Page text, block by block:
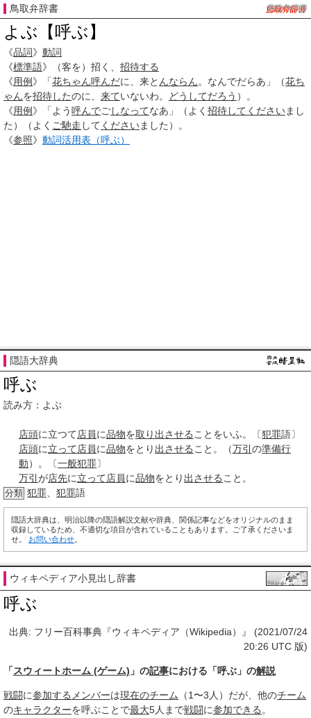
鳥取弁辞書
よぶ【呼ぶ】
《品詞》 動詞
《標準語》（客を）招く、 招待する
《用例 》「花ちゃん呼んだに、来と んならん。なんでだらあ」（花ち
ゃんを招待したのに、 来ていないわ。 どうしてだろう ）。
《用例 》「よう呼んでごしなってなあ」（よく 招待して くださいまし
た）（よく ご馳走 して くださいました）。
《参照》 動詞活用表（呼ぶ）
隠語大辞典
呼ぶ
読み方：よぶ
店頭に立つて店員に品物を取り 出させる ことをいふ。〔犯罪語〕
店頭に立って店員に品物をとり 出させる こと。（万引 の準備行
動）。〔一般犯罪〕
万引 が店先に立って店員に品物をとり 出させる こと。
分類 犯罪 犯罪語
隠語大辞典は、明治以降の隠語解説文献や辞典、関係記事などをオリジナルのまま
収録しているため、不適切な項目が含れていることもあります。ご了承くださいま
せ。 お問い合わせ
ウィキペディア小見出し辞書
呼ぶ
出典: フリー百科事典『ウィキペディア（Wikipedia）』 (2021/07/24
20:26 UTC 版)
「スウィートホーム (ゲーム) 」の記事における「呼ぶ」の解説
戦闘に参加する メンバーは現在のチーム （1〜3人）だが、他のチーム
のキャラクターを呼ぶことで最大5人まで戦闘に参加できる 。